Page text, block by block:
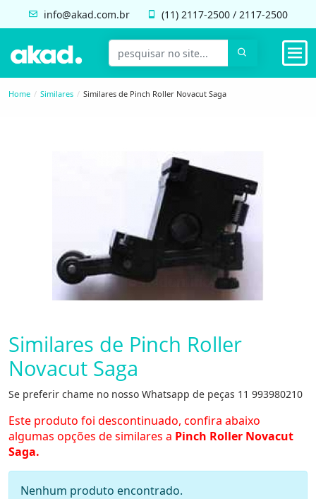
info@akad.com.br (11) 2117-2500 / 2117-2500
Home Similares Similares de Pinch Roller Novacut Saga
Similares de Pinch Roller
Novacut Saga
Se preferir chame no nosso Whatsapp de peças 11 993980210
Este produto foi descontinuado, confira abaixo
algumas opções de similares a Pinch Roller Novacut
Saga.
Nenhum produto encontrado.